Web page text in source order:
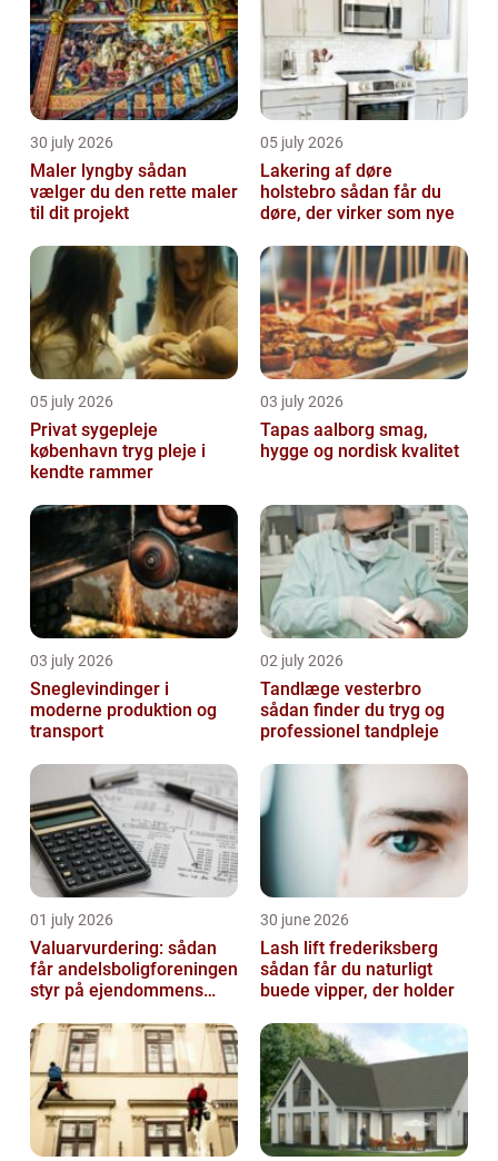
30 july 2026
Maler lyngby sådan
vælger du den rette maler
til dit projekt
05 july 2026
Lakering af døre
holstebro sådan får du
døre, der virker som nye
05 july 2026
Privat sygepleje
københavn tryg pleje i
kendte rammer
03 july 2026
Tapas aalborg smag,
hygge og nordisk kvalitet
03 july 2026
Sneglevindinger i
moderne produktion og
transport
02 july 2026
Tandlæge vesterbro
sådan finder du tryg og
professionel tandpleje
01 july 2026
Valuarvurdering: sådan
får andelsboligforeningen
styr på ejendommens
30 june 2026
Lash lift frederiksberg
sådan får du naturligt
buede vipper, der holder